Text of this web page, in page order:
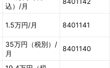
込）/月
1.5万円/月 8401141
35万円（税別）/
月
8401140